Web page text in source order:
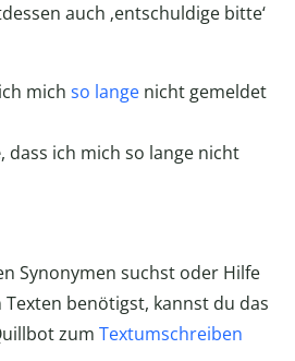
auch ‚entschuldige bitte‘
mich so lange nicht gemeldet
, dass ich mich so lange nicht
Synonymen suchst oder Hilfe
benötigst, kannst du das
zum Textumschreiben